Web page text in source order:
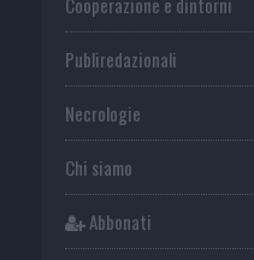
Publiredazionali
Necrologie
Chi siamo
Abbonati